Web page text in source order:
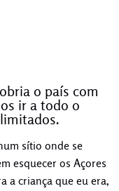
o país com
ir a todo o
sítio onde se
esquecer os Açores
a criança que eu era,